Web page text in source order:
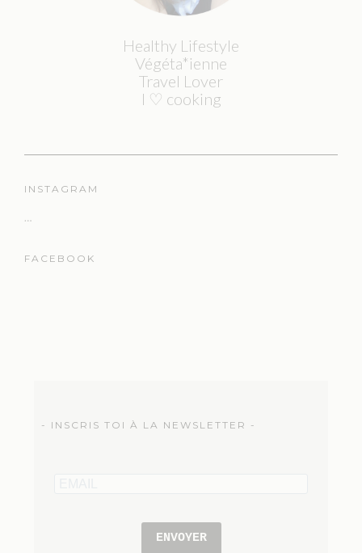
Healthy Lifestyle
Végéta*ienne
Travel Lover
I ♡ cooking
INSTAGRAM
…
FACEBOOK
- INSCRIS TOI À LA NEWSLETTER -
ENVOYER